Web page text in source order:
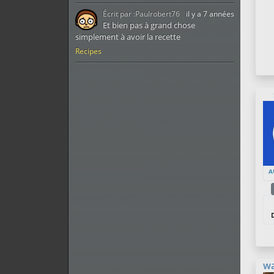
Recipes
il y a 7 années
Et bien pas à grand chose
simplement à avoir la recette
Écrit par :Paulrobert76